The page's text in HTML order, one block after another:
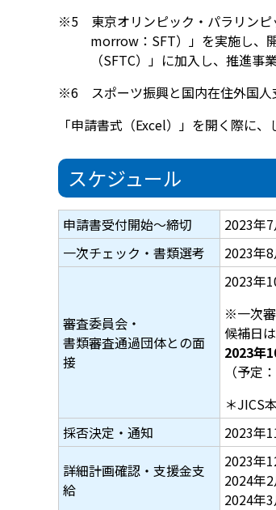
※5 東京オリンピック・パラリンピ
morrow：SFT）」を実施し、
（SFTC）」に加入し、推進
※6 スポーツ振興と国内在住外国人
「申請書式（Excel）」を開く際に
スケジュール
申請書受付開始～締切
2023年
一次チェック・書類選考
2023年
審査委員会・
書類審査通過団体との面
接
2023年
※一次審
候補日
2023年
（予定
＊JICS
採否決定・通知
2023年
詳細計画確認・支援金支
給
2023年
2024年
2024年